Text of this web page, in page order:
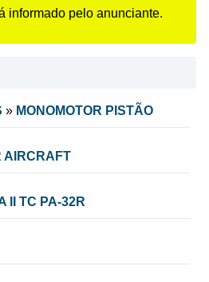
informado pelo anunciante.
» MONOMOTOR PISTÃO
AIRCRAFT
II TC PA-32R